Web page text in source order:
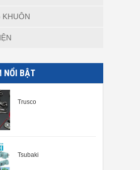
KHUÔN
NỔI BẬT
Trusco
Tsubaki